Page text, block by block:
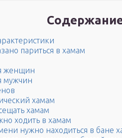
париться в хамам
женщин
мужчин
хамам
хамам
ходить в хамам
нужно находиться в бане